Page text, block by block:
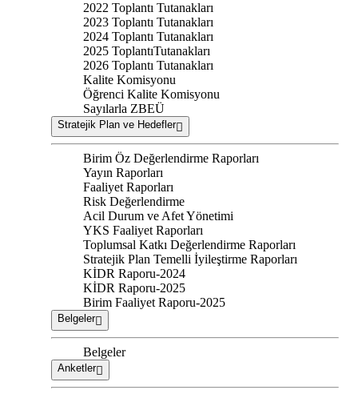
2022 Toplantı Tutanakları
2023 Toplantı Tutanakları
2024 Toplantı Tutanakları
2025 ToplantıTutanakları
2026 Toplantı Tutanakları
Kalite Komisyonu
Öğrenci Kalite Komisyonu
Sayılarla ZBEÜ
Stratejik Plan ve Hedefler
Birim Öz Değerlendirme Raporları
Yayın Raporları
Faaliyet Raporları
Risk Değerlendirme
Acil Durum ve Afet Yönetimi
YKS Faaliyet Raporları
Toplumsal Katkı Değerlendirme Raporları
Stratejik Plan Temelli İyileştirme Raporları
KİDR Raporu-2024
KİDR Raporu-2025
Birim Faaliyet Raporu-2025
Belgeler
Belgeler
Anketler